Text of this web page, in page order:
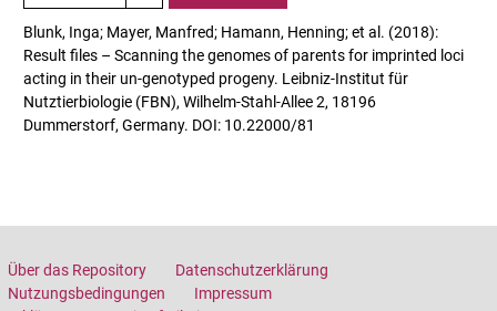
Blunk, Inga; Mayer, Manfred; Hamann, Henning; et al. (2018):
Result files – Scanning the genomes of parents for imprinted loci
acting in their un-genotyped progeny. Leibniz-Institut für
Nutztierbiologie (FBN), Wilhelm-Stahl-Allee 2, 18196
Dummerstorf, Germany. DOI: 10.22000/81
Über das Repository
Datenschutzerklärung
Nutzungsbedingungen
Impressum